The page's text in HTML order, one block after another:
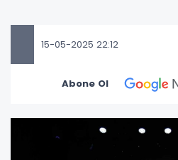
15-05-2025 22:12
Abone Ol